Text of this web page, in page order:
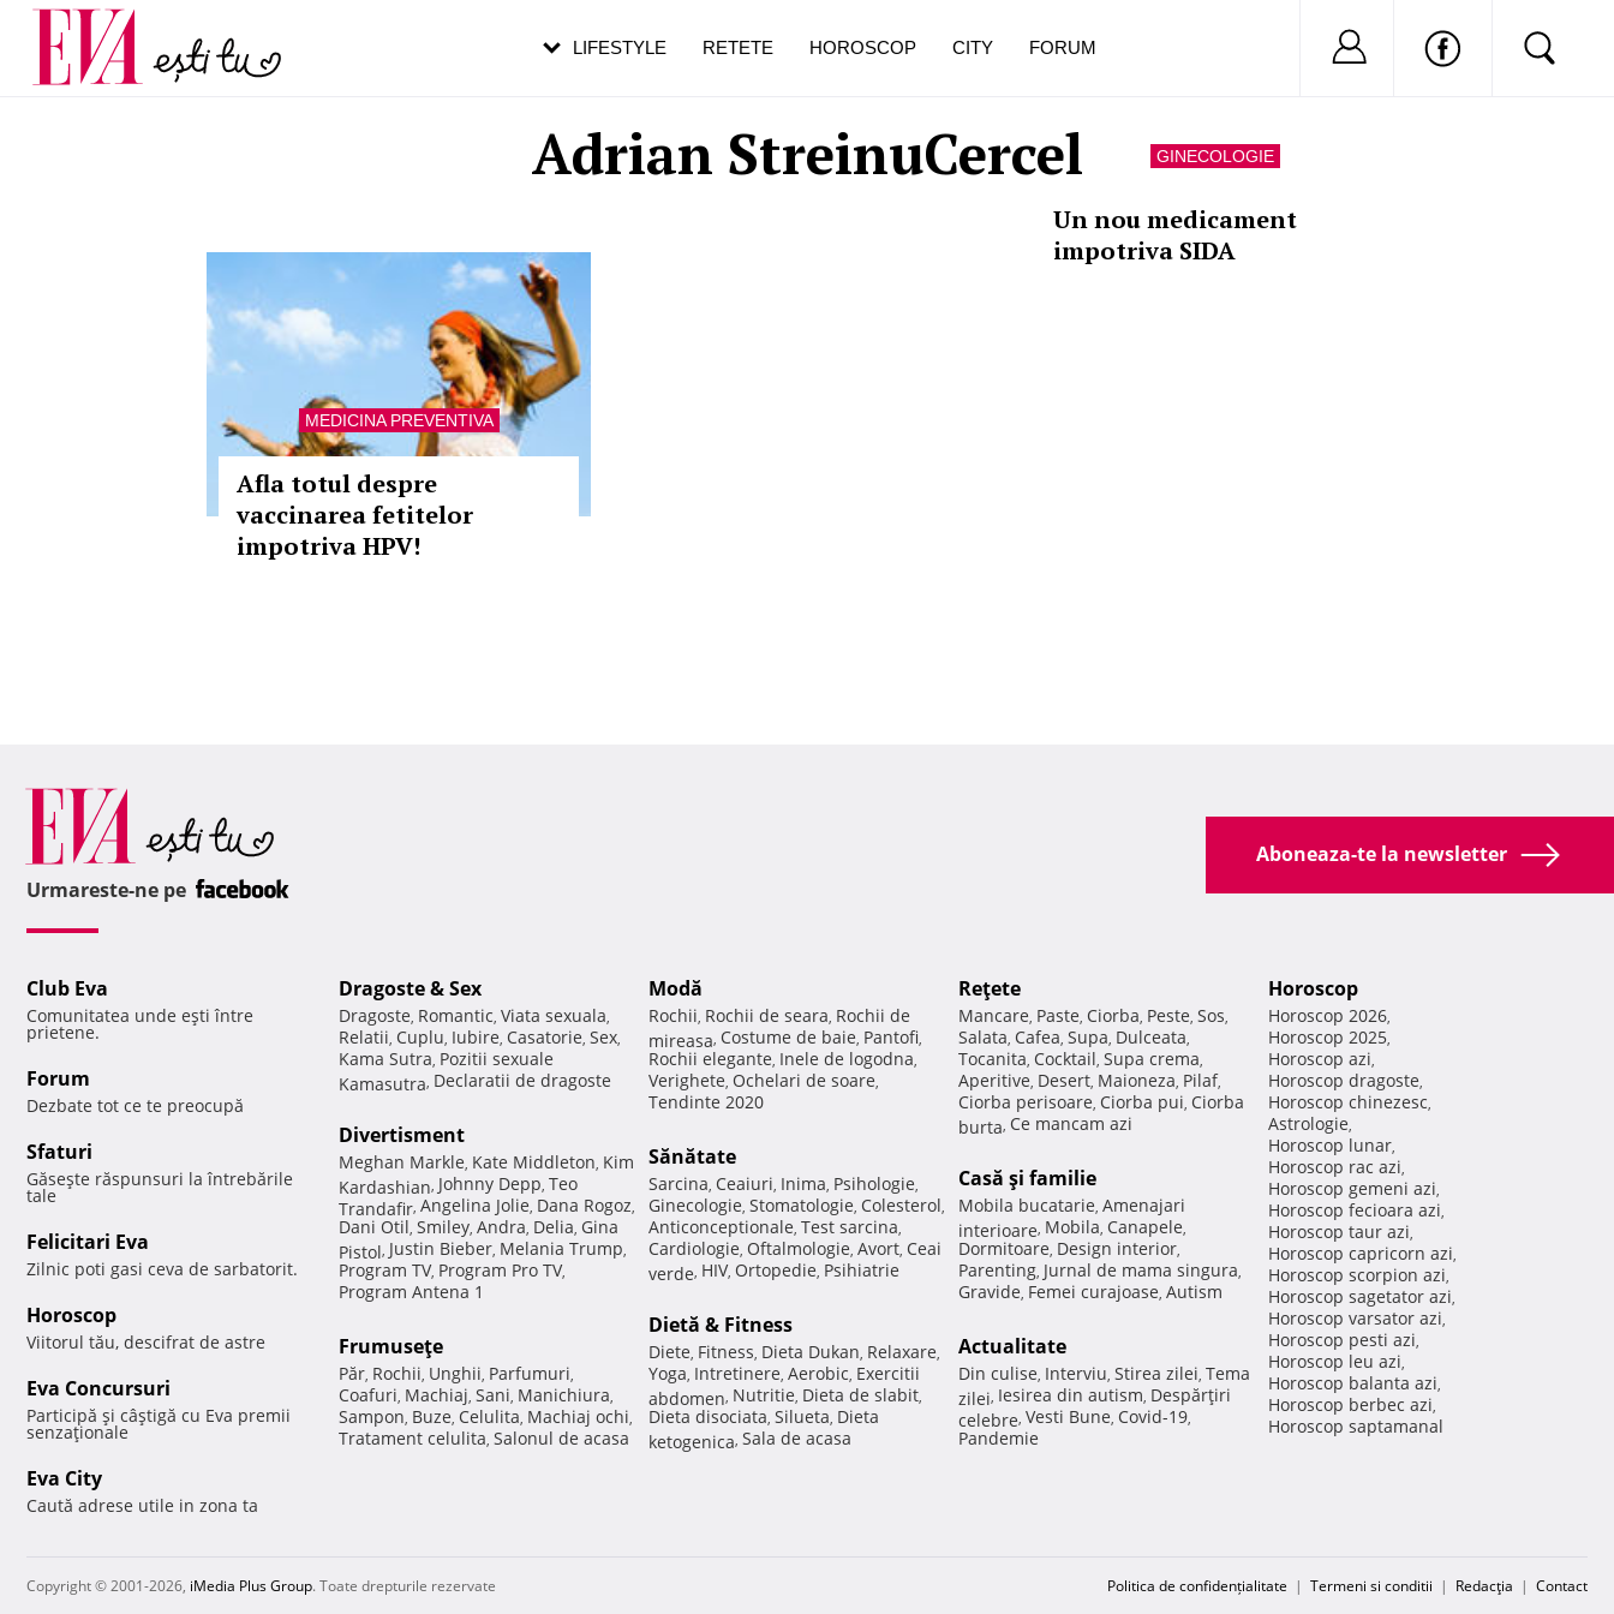
Adrian StreinuCercel
MEDICINA PREVENTIVA
Afla totul despre
vaccinarea fetitelor
impotriva HPV!
GINECOLOGIE
Un nou medicament
impotriva SIDA
LIFESTYLE RETETE HOROSCOP CITY FORUM Nu ai cont?
Carieră
Actualitate
pe măsură ce înaintezi în vârstă
de dureroasă este investigația
Aboneaza-te la newsletter
Urmareste-ne pe
Club Eva
Comunitatea unde eşti între
prietene.
Forum
Dezbate tot ce te preocupă
Sfaturi
Găseşte răspunsuri la întrebările
tale
Felicitari Eva
Zilnic poti gasi ceva de sarbatorit.
Horoscop
Viitorul tău, descifrat de astre
Eva Concursuri
Participă şi câştigă cu Eva premii
senzaţionale
Eva City
Caută adrese utile in zona ta
Dragoste & Sex
Dragoste, Romantic, Viata sexuala,
Relatii, Cuplu, Iubire, Casatorie, Sex,
Kama Sutra, Pozitii sexuale
Kamasutra, Declaratii de dragoste
Divertisment
Meghan Markle, Kate Middleton, Kim
Kardashian, Johnny Depp, Teo
Trandafir, Angelina Jolie, Dana Rogoz,
Dani Otil, Smiley, Andra, Delia, Gina
Pistol, Justin Bieber, Melania Trump,
Program TV, Program Pro TV,
Program Antena 1
Frumuseţe
Păr, Rochii, Unghii, Parfumuri,
Coafuri, Machiaj, Sani, Manichiura,
Sampon, Buze, Celulita, Machiaj ochi,
Tratament celulita, Salonul de acasa
Modă
Rochii, Rochii de seara, Rochii de
mireasa, Costume de baie, Pantofi,
Rochii elegante, Inele de logodna,
Verighete, Ochelari de soare,
Tendinte 2020
Sănătate
Sarcina, Ceaiuri, Inima, Psihologie,
Ginecologie, Stomatologie, Colesterol,
Anticonceptionale, Test sarcina,
Cardiologie, Oftalmologie, Avort, Ceai
verde, HIV, Ortopedie, Psihiatrie
Dietă & Fitness
Diete, Fitness, Dieta Dukan, Relaxare,
Yoga, Intretinere, Aerobic, Exercitii
abdomen, Nutritie, Dieta de slabit,
Dieta disociata, Silueta, Dieta
ketogenica, Sala de acasa
Reţete
Mancare, Paste, Ciorba, Peste, Sos,
Salata, Cafea, Supa, Dulceata,
Tocanita, Cocktail, Supa crema,
Aperitive, Desert, Maioneza, Pilaf,
Ciorba perisoare, Ciorba pui, Ciorba
burta, Ce mancam azi
Casă şi familie
Mobila bucatarie, Amenajari
interioare, Mobila, Canapele,
Dormitoare, Design interior,
Parenting, Jurnal de mama singura,
Gravide, Femei curajoase, Autism
Actualitate
Din culise, Interviu, Stirea zilei, Tema
zilei, Iesirea din autism, Despărţiri
celebre, Vesti Bune, Covid-19,
Pandemie
Horoscop
Horoscop 2026,
Horoscop 2025,
Horoscop azi,
Horoscop dragoste,
Horoscop chinezesc,
Astrologie,
Horoscop lunar,
Horoscop rac azi,
Horoscop gemeni azi,
Horoscop fecioara azi,
Horoscop taur azi,
Horoscop capricorn azi,
Horoscop scorpion azi,
Horoscop sagetator azi,
Horoscop varsator azi,
Horoscop pesti azi,
Horoscop leu azi,
Horoscop balanta azi,
Horoscop berbec azi,
Horoscop saptamanal
Copyright © 2001-2026, iMedia Plus Group. Toate drepturile rezervate Politica de confidențialitate | Termeni si conditii | Redacţia | Contact